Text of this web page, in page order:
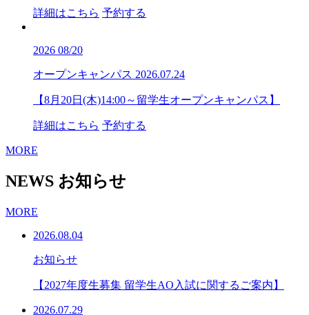
詳細はこちら 予約する
2026 08/20
オープンキャンパス 2026.07.24
【8月20日(木)14:00～留学生オープンキャンパス】
詳細はこちら 予約する
MORE
NEWS お知らせ
MORE
2026.08.04
お知らせ
【2027年度生募集 留学生AO入試に関するご案内】
2026.07.29